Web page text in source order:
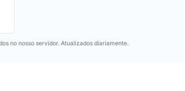
no nosso servidor. Atualizados diariamente.